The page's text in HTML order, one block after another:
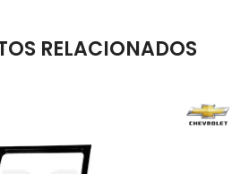
RELACIONADOS